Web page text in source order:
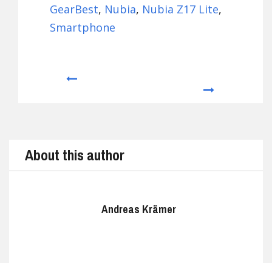
GearBest, Nubia, Nubia Z17 Lite,
Smartphone
About this author
Andreas Krämer